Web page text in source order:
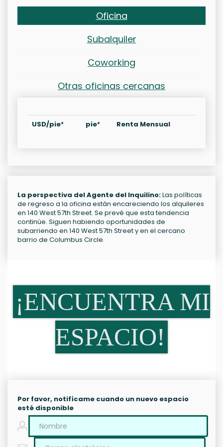
Oficina
Subalquiler
Coworking
Otras oficinas cercanas
USD/pie² pie² Renta Mensual
La perspectiva del Agente del Inquilino:Las políticas
de regreso a la oficina están encareciendo los alquileres
en 140 West 57th Street. Se prevé que esta tendencia
continúe. Siguen habiendo oportunidades de
subarriendo en 140 West 57th Street y en el cercano
barrio de Columbus Circle.
¡ENCUENTRA MI
ESPACIO!
Por favor, notifícame cuando un nuevo espacio
esté disponible